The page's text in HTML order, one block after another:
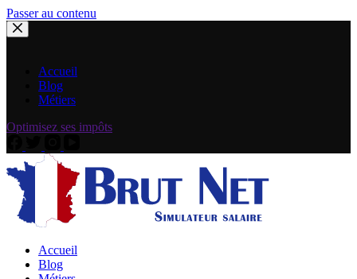
Passer au contenu
Accueil
Blog
Métiers
Optimisez ses impôts
Accueil
Blog